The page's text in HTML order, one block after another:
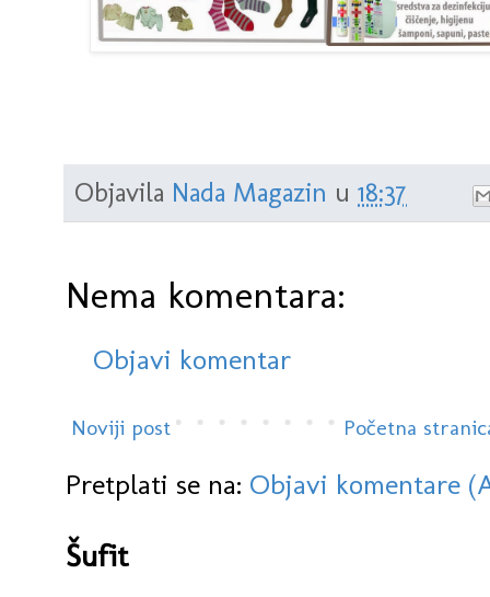
Objavila Nada Magazin u 18:37
Nema komentara:
Objavi komentar
Noviji post Početna
Pretplati se na: Objavi komentare
Šufit